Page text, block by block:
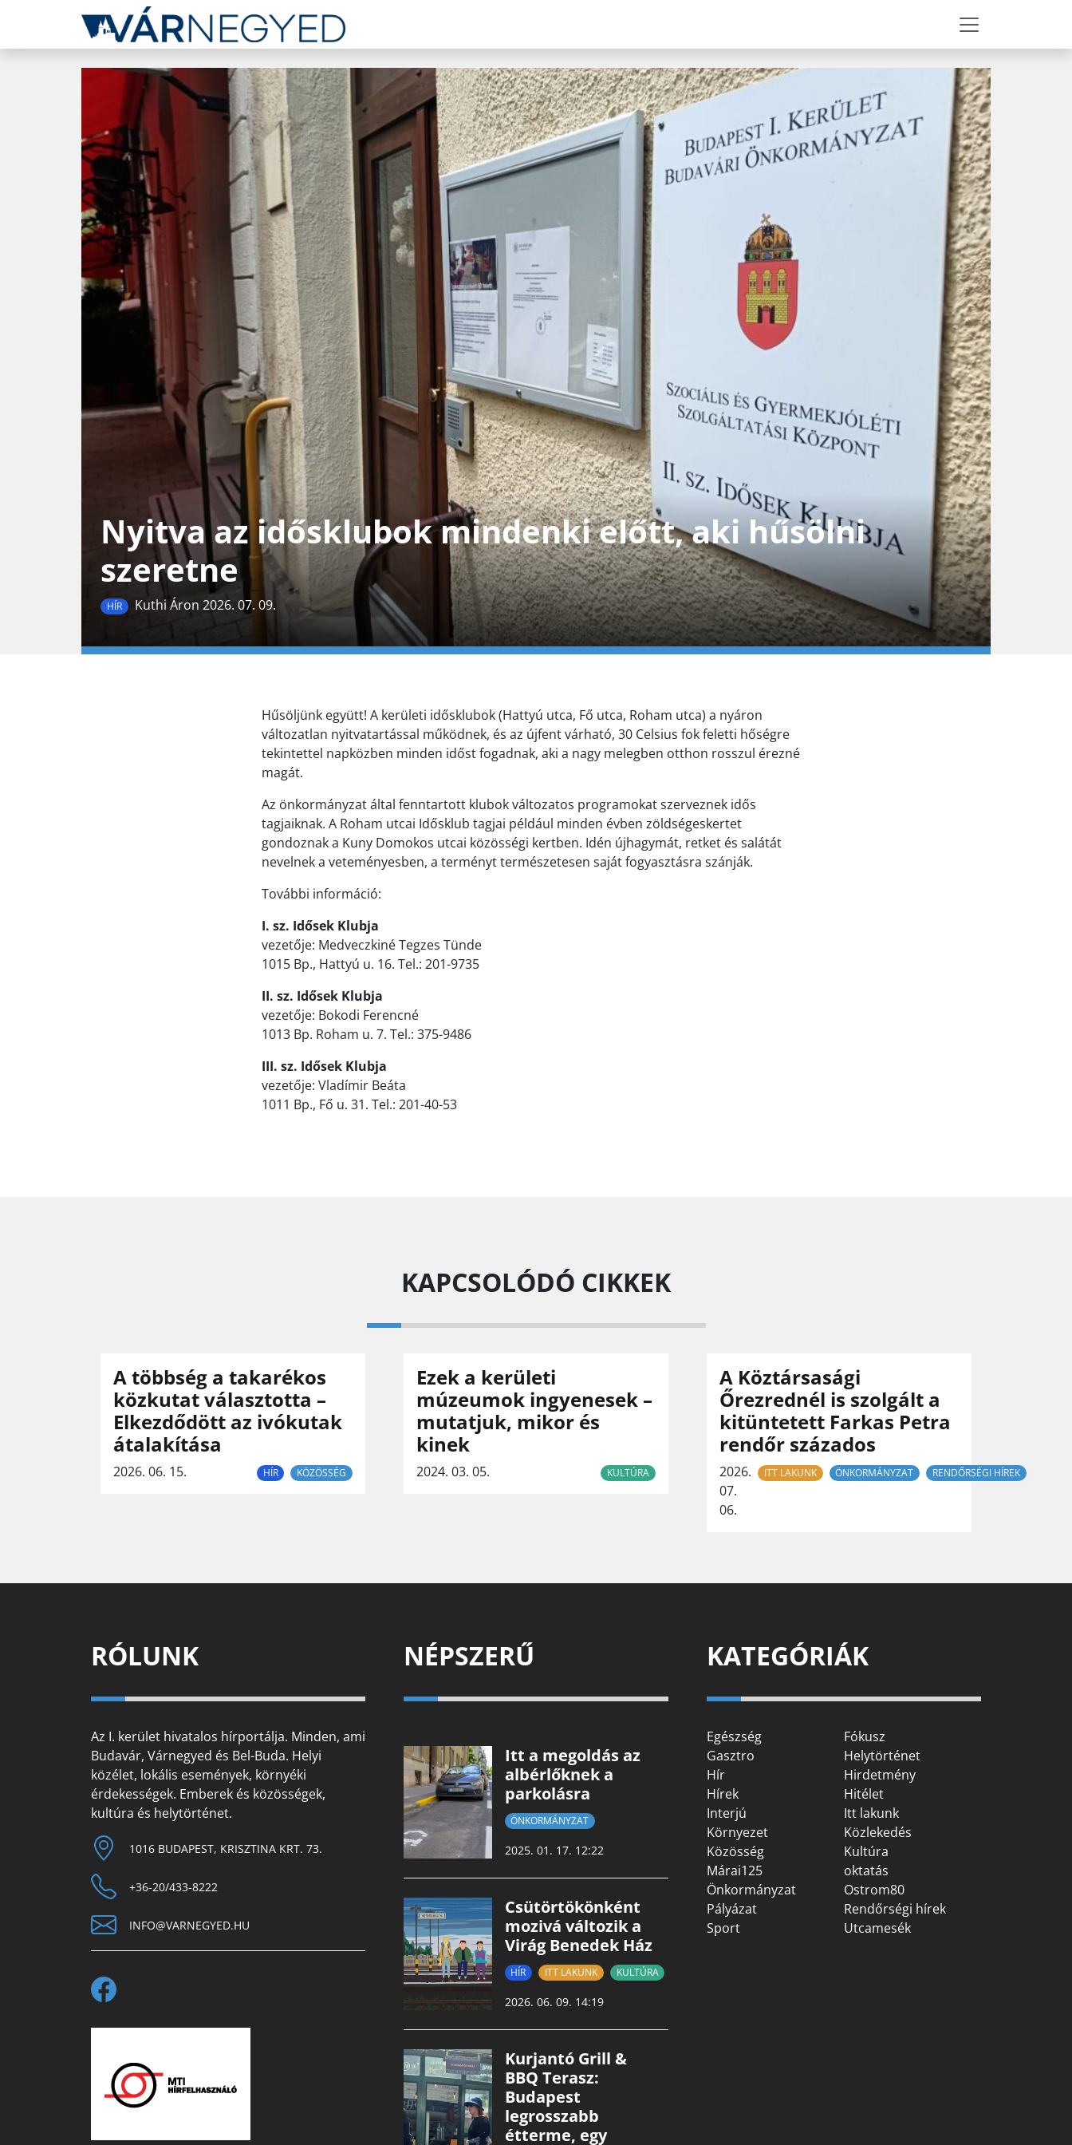
Nyitva az idősklubok mindenki előtt, aki hűsölni
szeretne
HÍR Kuthi Áron 2026. 07. 09.
Hűsöljünk együtt! A kerületi idősklubok (Hattyú utca, Fő utca, Roham utca) a nyáron
változatlan nyitvatartással működnek, és az újfent várható, 30 Celsius fok feletti hőségre
tekintettel napközben minden időst fogadnak, aki a nagy melegben otthon rosszul érezné
magát.
Az önkormányzat által fenntartott klubok változatos programokat szerveznek idős
tagjaiknak. A Roham utcai Idősklub tagjai például minden évben zöldségeskertet
gondoznak a Kuny Domokos utcai közösségi kertben. Idén újhagymát, retket és salátát
nevelnek a veteményesben, a terményt természetesen saját fogyasztásra szánják.
További információ:
I. sz. Idősek Klubja
vezetője: Medveczkiné Tegzes Tünde
1015 Bp., Hattyú u. 16. Tel.: 201-9735
II. sz. Idősek Klubja
vezetője: Bokodi Ferencné
1013 Bp. Roham u. 7. Tel.: 375-9486
III. sz. Idősek Klubja
vezetője: Vladímir Beáta
1011 Bp., Fő u. 31. Tel.: 201-40-53
KAPCSOLÓDÓ CIKKEK
A többség a takarékos
közkutat választotta –
Elkezdődött az ivókutak
átalakítása
2026. 06. 15. HÍR KÖZÖSSÉG
Ezek a kerületi
múzeumok ingyenesek –
mutatjuk, mikor és
kinek
2024. 03. 05. KULTÚRA
A Köztársasági
Őrezrednél is szolgált a
kitüntetett Farkas Petra
rendőr százados
2026.
07.
06.
ITT LAKUNK ÖNKORMÁNYZAT RENDŐRSÉGI HÍREK
RÓLUNK
Az I. kerület hivatalos hírportálja. Minden, ami
Budavár, Várnegyed és Bel-Buda. Helyi
közélet, lokális események, környéki
érdekességek. Emberek és közösségek,
kultúra és helytörténet.
1016 BUDAPEST, KRISZTINA KRT. 73.
+36-20/433-8222
INFO@VARNEGYED.HU
NÉPSZERŰ
Itt a megoldás az
albérlőknek a
parkolásra
ÖNKORMÁNYZAT
2025. 01. 17. 12:22
Csütörtökönként
mozivá változik a
Virág Benedek Ház
HÍR ITT LAKUNK KULTÚRA
2026. 06. 09. 14:19
Kurjantó Grill &
BBQ Terasz:
Budapest
legrosszabb
étterme, egy
KATEGÓRIÁK
Egészség
Fókusz
Gasztro
Helytörténet
Hír
Hirdetmény
Hírek
Hitélet
Interjú
Itt lakunk
Környezet
Közlekedés
Közösség
Kultúra
Márai125
oktatás
Önkormányzat
Ostrom80
Pályázat
Rendőrségi hírek
Sport
Utcamesék